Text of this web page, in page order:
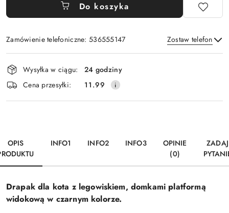
Do koszyka
Zamówienie telefoniczne: 536555147 Zostaw telefon
Wyślij
Dostępność
i
dostawa
Wysyłka w ciągu:
24 godziny
Cena przesyłki:
11.99
OPIS
INFO1 INFO2 INFO3
OPINIE
(0)
ZADAJ
Drapak dla kota z legowiskiem, domkami platformą
widokową w czarnym kolorze.